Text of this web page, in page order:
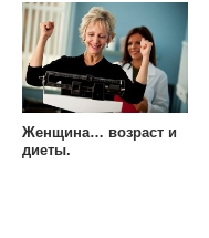
Женщина… возраст и
диеты.